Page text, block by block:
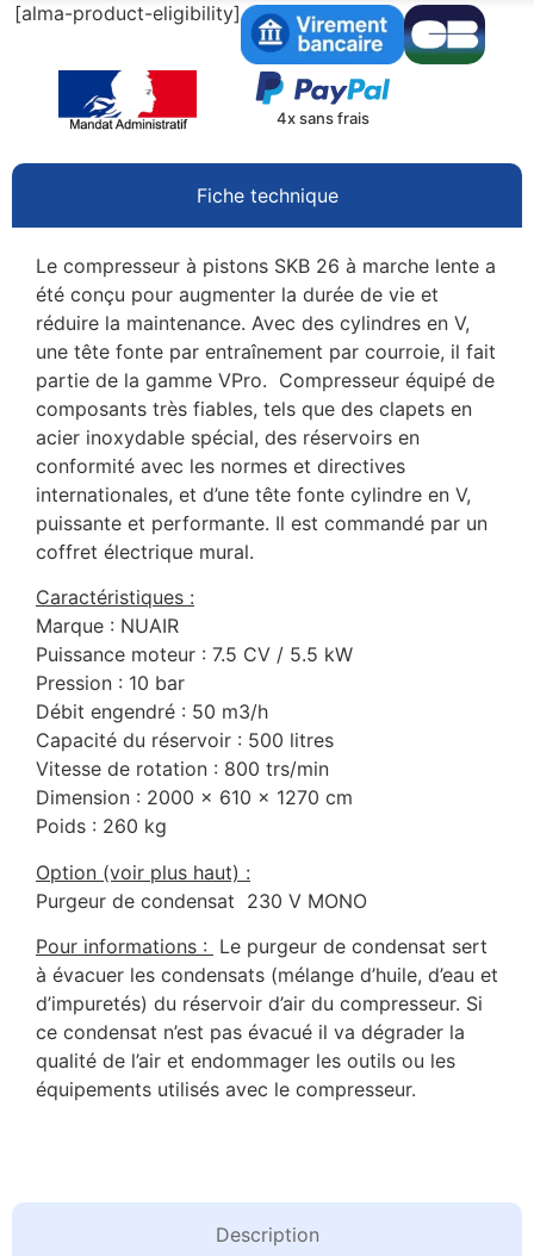
[alma-product-eligibility]
4x sans frais
Fiche technique
Description
Le compresseur à pistons SKB 26 à marche lente a
été conçu pour augmenter la durée de vie et
réduire la maintenance. Avec des cylindres en V,
une tête fonte par entraînement par courroie, il fait
partie de la gamme VPro. Compresseur équipé de
composants très fiables, tels que des clapets en
acier inoxydable spécial, des réservoirs en
conformité avec les normes et directives
internationales, et d’une tête fonte cylindre en V,
puissante et performante. Il est commandé par un
coffret électrique mural.
Caractéristiques :
Marque : NUAIR
Puissance moteur : 7.5 CV / 5.5 kW
Pression : 10 bar
Débit engendré : 50 m3/h
Capacité du réservoir : 500 litres
Vitesse de rotation : 800 trs/min
Dimension : 2000 x 610 x 1270 cm
Poids : 260 kg
Option (voir plus haut) :
Purgeur de condensat 230 V MONO
Pour informations : Le purgeur de condensat sert
à évacuer les condensats (mélange d’huile, d’eau et
d’impuretés) du réservoir d’air du compresseur. Si
ce condensat n’est pas évacué il va dégrader la
qualité de l’air et endommager les outils ou les
équipements utilisés avec le compresseur.